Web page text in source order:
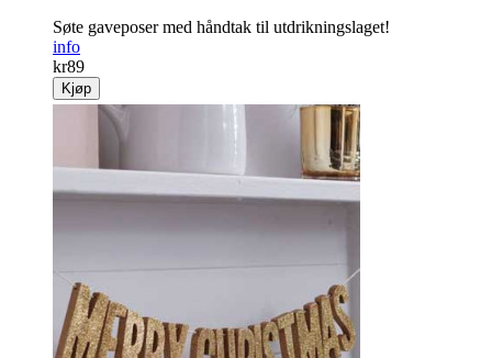
Søte gaveposer med håndtak til utdrikningslaget!
info
kr89
Kjøp